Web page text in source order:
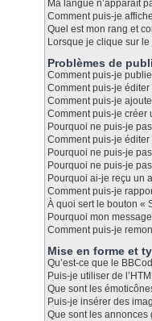
Ma langue n’apparaît
Comment puis-je
Quel est mon rang et
Lorsque je clique sur
Problèmes de
Comment puis-je
Comment puis-je
Comment puis-je
Comment puis-je créer
Pourquoi ne puis-je
Comment puis-je
Pourquoi ne puis-je
Pourquoi ne puis-je
Pourquoi ai-je reçu un
Comment puis-je
À quoi sert le bouton «
Pourquoi mon
Comment puis-je
Mise en forme et
Qu’est-ce que le
Puis-je utiliser de
Que sont les
Puis-je insérer des
Que sont les annonces